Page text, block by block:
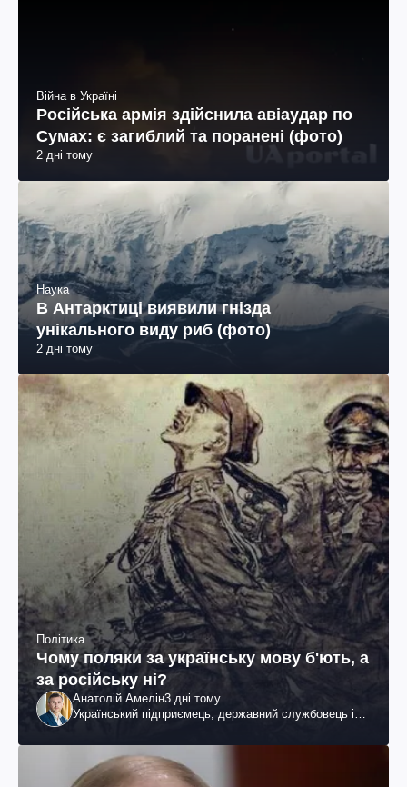
Війна в Україні
Російська армія здійснила авіаудар по
Сумах: є загиблий та поранені (фото)
2 дні тому
Наука
В Антарктиці виявили гнізда
унікального виду риб (фото)
2 дні тому
Політика
Чому поляки за українську мову б'ють, а
за російську ні?
Анатолій Амелін3 дні тому
Український підприємець, державний службовець і